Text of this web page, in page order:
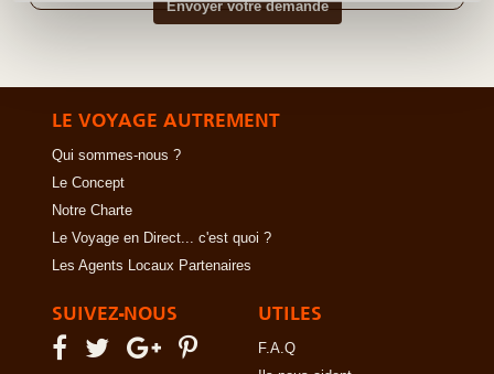
LE VOYAGE AUTREMENT
Qui sommes-nous ?
Le Concept
Notre Charte
Le Voyage en Direct... c'est quoi ?
Les Agents Locaux Partenaires
SUIVEZ-NOUS UTILES
F.A.Q